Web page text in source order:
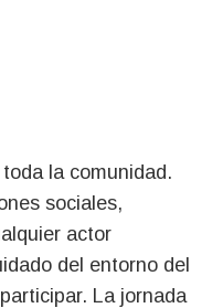
la comunidad.
sociales,
actor
del entorno del
La jornada